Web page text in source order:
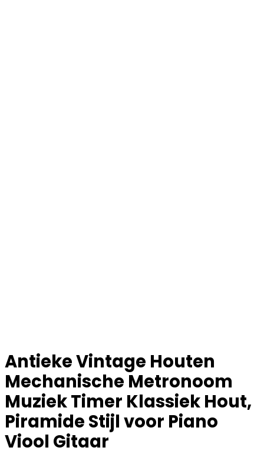
Antieke Vintage Houten
Mechanische Metronoom
Muziek Timer Klassiek Hout,
Piramide Stijl voor Piano
Viool Gitaar